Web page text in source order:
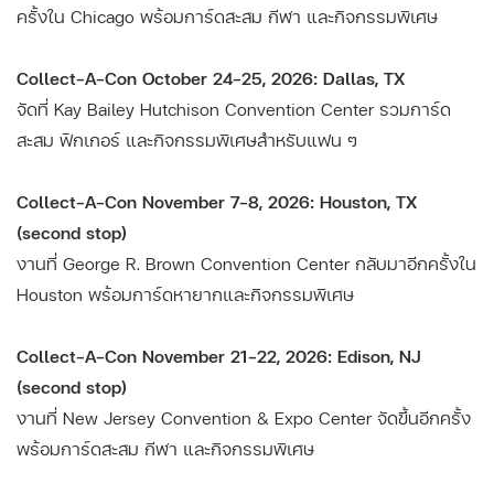
ครั้งใน Chicago พร้อมการ์ดสะสม กีฬา และกิจกรรมพิเศษ
Collect-A-Con October 24–25, 2026: Dallas, TX
จัดที่ Kay Bailey Hutchison Convention Center รวมการ์ด
สะสม ฟิกเกอร์ และกิจกรรมพิเศษสำหรับแฟน ๆ
Collect-A-Con November 7–8, 2026: Houston, TX
(second stop)
งานที่ George R. Brown Convention Center กลับมาอีกครั้งใน
Houston พร้อมการ์ดหายากและกิจกรรมพิเศษ
Collect-A-Con November 21–22, 2026: Edison, NJ
(second stop)
งานที่ New Jersey Convention & Expo Center จัดขึ้นอีกครั้ง
พร้อมการ์ดสะสม กีฬา และกิจกรรมพิเศษ